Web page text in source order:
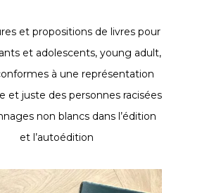
et propositions de livres pour
et adolescents, young adult,
à une représentation
et juste des personnes racisées
non blancs dans l’édition
et l’autoédition